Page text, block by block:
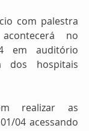
com palestra
no
em auditório
dos hospitais
realizar as
04 acessando